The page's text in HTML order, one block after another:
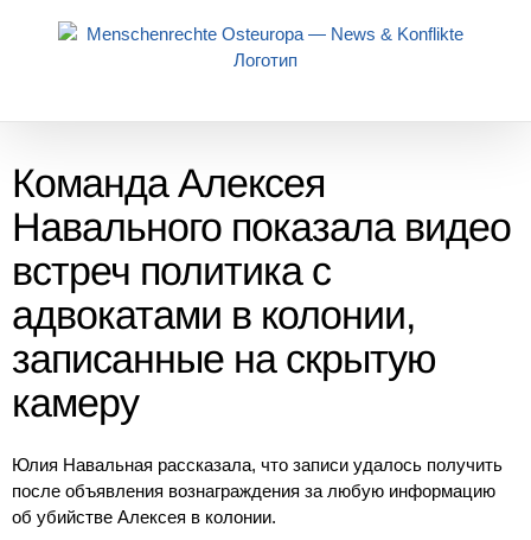
Команда Алексея
Навального показала видео
встреч политика с
адвокатами в колонии,
записанные на скрытую
камеру
Юлия Навальная рассказала, что записи удалось получить
после объявления вознаграждения за любую информацию
об убийстве Алексея в колонии.